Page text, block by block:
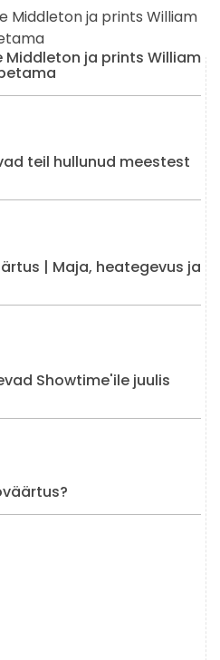
Middleton ja prints William
teil hullunud meestest
| Maja, heategevus ja
Showtime'ile juulis